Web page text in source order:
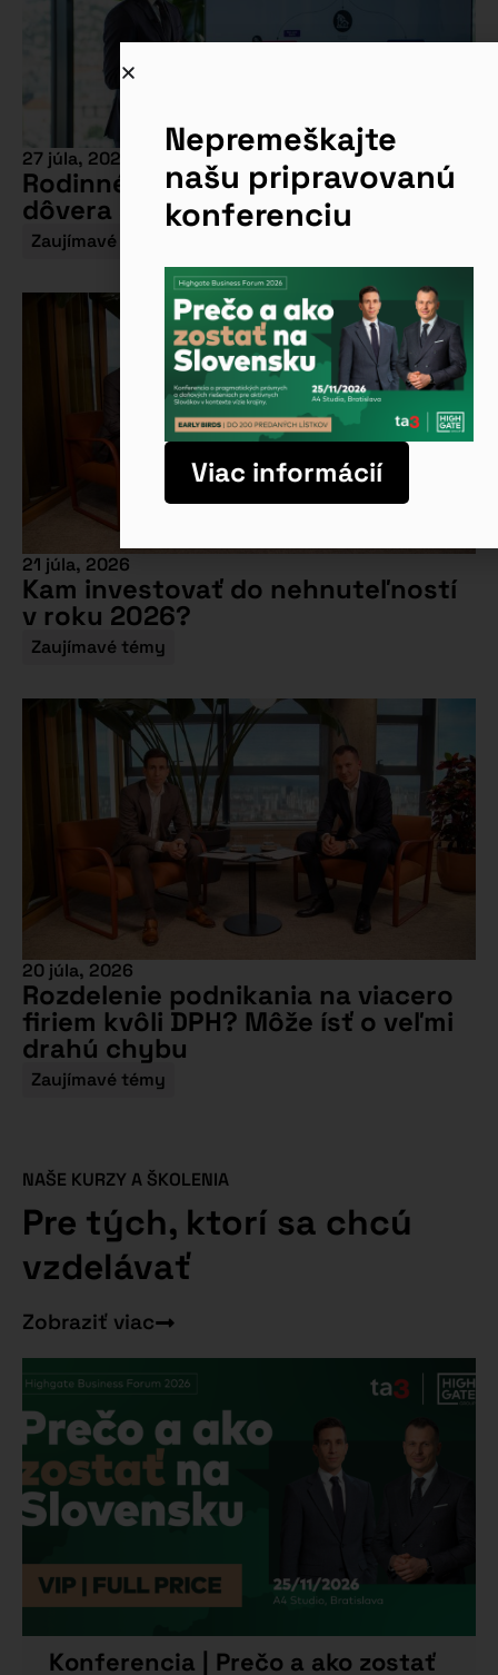
27 júla, 2026
Rodinné firmy: Prečo nestačí
dôvera a dobré vzťahy?
Zaujímavé témy
21 júla, 2026
Kam investovať do nehnuteľností
v roku 2026?
Zaujímavé témy
20 júla, 2026
Rozdelenie podnikania na viacero
firiem kvôli DPH? Môže ísť o veľmi
drahú chybu
Zaujímavé témy
NAŠE KURZY A ŠKOLENIA
Pre tých, ktorí sa chcú
vzdelávať
Zobraziť viac
Konferencia | Prečo a ako zostať
Nepremeškajte
našu pripravovanú
konferenciu
Viac informácií